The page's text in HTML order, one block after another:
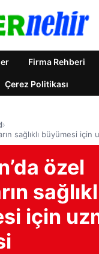
Firma Rehberi
Çerez Politikası
›
sağlıklı büyümesi için
özel
için